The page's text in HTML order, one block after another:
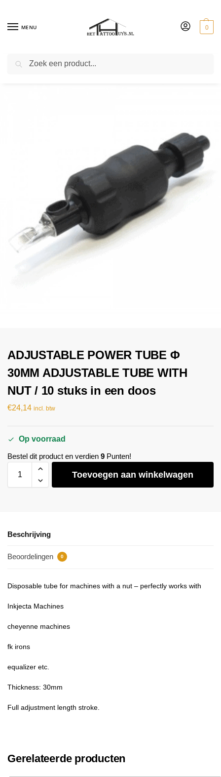
MENU 0
ADJUSTABLE POWER TUBE Φ
30MM ADJUSTABLE TUBE WITH
NUT / 10 stuks in een doos
€24,14 incl. btw
Op voorraad
Bestel dit product en verdien 9 Punten!
Toevoegen aan winkelwagen
Beschrijving
Beoordelingen 0
Disposable tube for machines with a nut – perfectly works with
Inkjecta Machines
cheyenne machines
fk irons
equalizer etc.
Thickness: 30mm
Full adjustment length stroke.
Gerelateerde producten